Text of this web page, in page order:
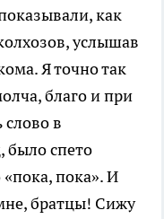
как
услышав
Я точно так
благо и при
в
было спето
«пока, пока». И
братцы! Сижу